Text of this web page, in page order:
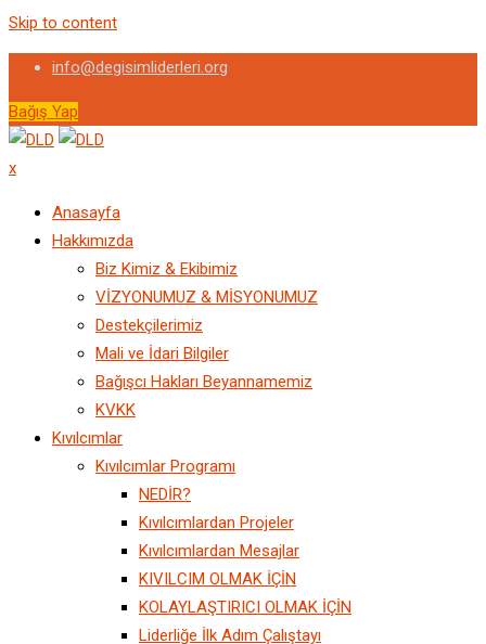
Skip to content
info@degisimliderleri.org
Bağış Yap
x
Anasayfa
Hakkımızda
Biz Kimiz & Ekibimiz
VİZYONUMUZ & MİSYONUMUZ
Destekçilerimiz
Mali ve İdari Bilgiler
Bağışcı Hakları Beyannamemiz
KVKK
Kıvılcımlar
Kıvılcımlar Programı
NEDİR?
Kıvılcımlardan Projeler
Kıvılcımlardan Mesajlar
KIVILCIM OLMAK İÇİN
KOLAYLAŞTIRICI OLMAK İÇİN
Liderliğe İlk Adım Çalıştayı